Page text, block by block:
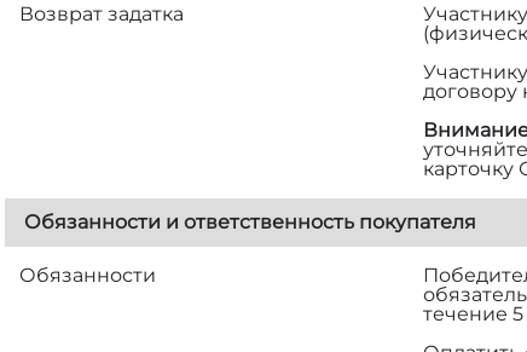
Возврат задатка
договору
карточку
Обязанности и ответственность покупателя
Обязанности
течение